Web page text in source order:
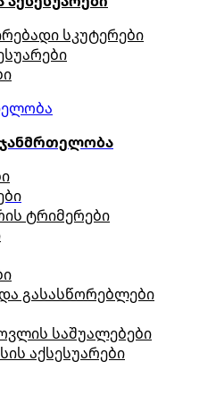
სკუტერები
ტრიმერები
გასასწორებლები
საშუალებები
აქსესუარები